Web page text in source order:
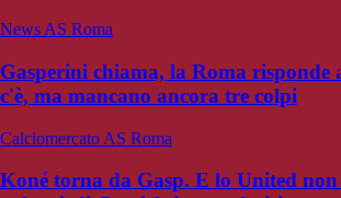
News AS Roma
Gasperini chiama, la Roma risponde
c'è, ma mancano ancora tre colpi
Calciomercato AS Roma
Koné torna da Gasp. E lo United